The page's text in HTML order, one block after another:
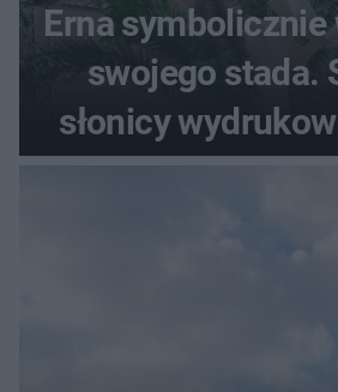
Erna symbolicznie
swojego stada.
słonicy